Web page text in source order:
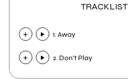
TRACKLIST
1. Away
2. Don't Play